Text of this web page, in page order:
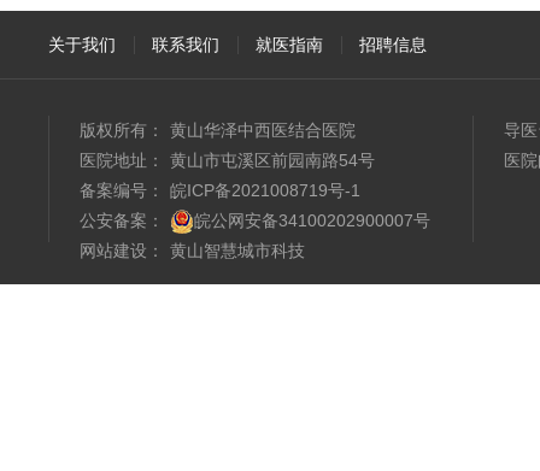
关于我们 联系我们 就医指南 招聘信息
版权所有：
黄山华泽中西医结合医院
医院地址：
黄山市屯溪区前园南路54号
备案编号：
皖ICP备2021008719号-1
公安备案：
皖公网安备34100202900007号
网站建设 ： 黄山智慧城市科技
导
医